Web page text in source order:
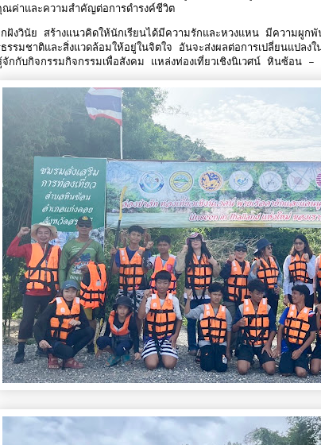
ค่าและความสำคัญต่อการดำรงค์ชีวิต
กฝังวินัย สร้างแนวคิดให้นักเรียนได้มีความรักและหวงแหน มีความผูก
รรมชาติและสิ่งแวดล้อมให้อยู่ในจิตใจ อันจะส่งผลต่อการเปลี่ยนแปล
จักกับกิจกรรมกิจกรรมเพื่อสังคม แหล่งท่องเที่ยวเชิงนิเวศน์ หินซ้อน